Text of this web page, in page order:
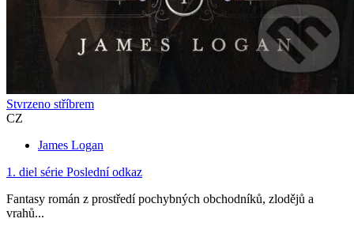
Stvrzeno stříbrem
CZ
James Logan
1. diel série Poslední odkaz
Fantasy román z prostředí pochybných obchodníků, zlodějů a
vrahů...